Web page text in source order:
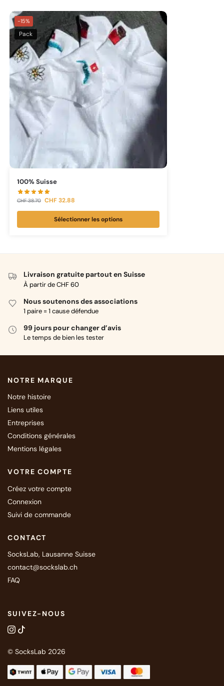
-15%
Pack
100% Suisse
CHF38.70 CHF32.88
Sélectionner les options
Livraison gratuite partout en Suisse
À partir de CHF 60
Nous soutenons des associations
1 paire = 1 cause défendue
99 jours pour changer d’avis
Le temps de bien les tester
NOTRE MARQUE
Notre histoire
Liens utiles
Entreprises
Conditions générales
Mentions légales
VOTRE COMPTE
Créez votre compte
Connexion
Suivi de commande
CONTACT
SocksLab, Lausanne Suisse
contact@sockslab.ch
FAQ
SUIVEZ-NOUS
© SocksLab 2026